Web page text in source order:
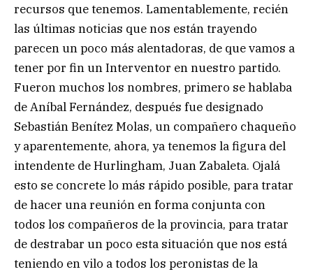
recursos que tenemos. Lamentablemente, recién
las últimas noticias que nos están trayendo
parecen un poco más alentadoras, de que vamos a
tener por fin un Interventor en nuestro partido.
Fueron muchos los nombres, primero se hablaba
de Aníbal Fernández, después fue designado
Sebastián Benítez Molas, un compañero chaqueño
y aparentemente, ahora, ya tenemos la figura del
intendente de Hurlingham, Juan Zabaleta. Ojalá
esto se concrete lo más rápido posible, para tratar
de hacer una reunión en forma conjunta con
todos los compañeros de la provincia, para tratar
de destrabar un poco esta situación que nos está
teniendo en vilo a todos los peronistas de la